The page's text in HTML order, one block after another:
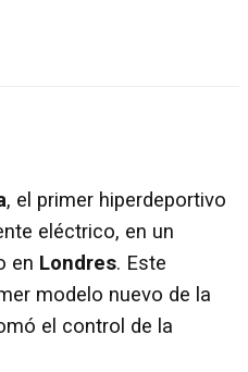
, el primer hiperdeportivo
eléctrico, en un
en Londres. Este
modelo nuevo de la
el control de la